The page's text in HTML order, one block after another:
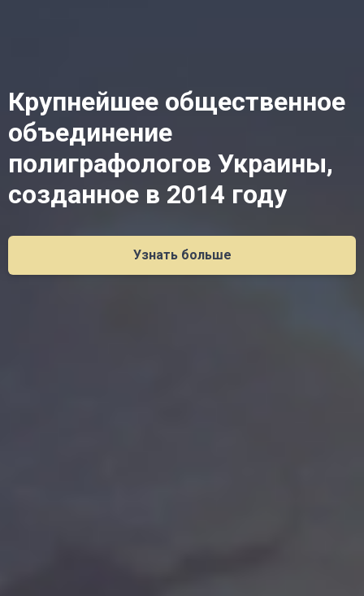
Крупнейшее общественное
объединение
полиграфологов Украины,
созданное в 2014 году
Узнать больше